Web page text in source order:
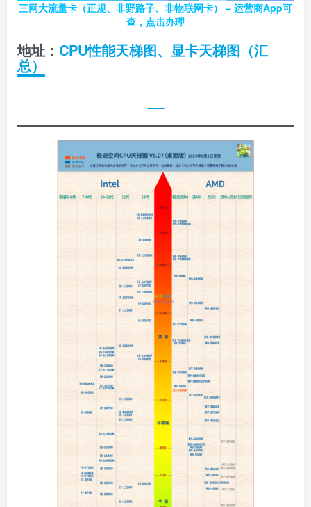
三网大流量卡（正规、非野路子、非物联网卡） – 运营商App可
查，点击办理
地址： CPU性能天梯图、显卡天梯图（汇
总）